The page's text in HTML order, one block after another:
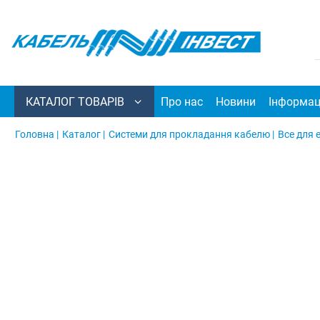
КАТАЛОГ ТОВАРІВ Про нас Новини
Головна | Каталог | Системи для прокладання кабелю | Все для